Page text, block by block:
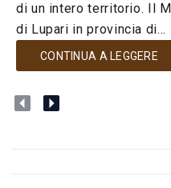
di un intero territorio. Il
di Lupari in provincia di...
CONTINUA A LEGGERE